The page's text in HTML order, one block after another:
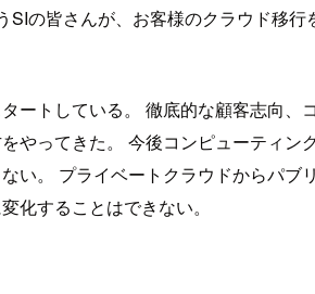
の皆さんが、お客様のクラウド移
ートしている。 徹底的な顧客志向
やってきた。 今後コンピューティ
い。 プライベートクラウドからパ
化することはできない。